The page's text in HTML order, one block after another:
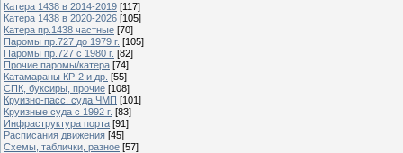
Катера 1438 в 2014-2019 [117]
Катера 1438 в 2020-2026 [105]
Катера пр.1438 частные [70]
Паромы пр.727 до 1979 г. [105]
Паромы пр.727 с 1980 г. [82]
Прочие паромы/катера [74]
Катамараны КР-2 и др. [55]
СПК, буксиры, прочие [108]
Круизно-пасс. суда ЧМП [101]
Круизные суда с 1992 г. [83]
Инфраструктура порта [91]
Расписания движения [45]
Схемы, таблички, разное [57]